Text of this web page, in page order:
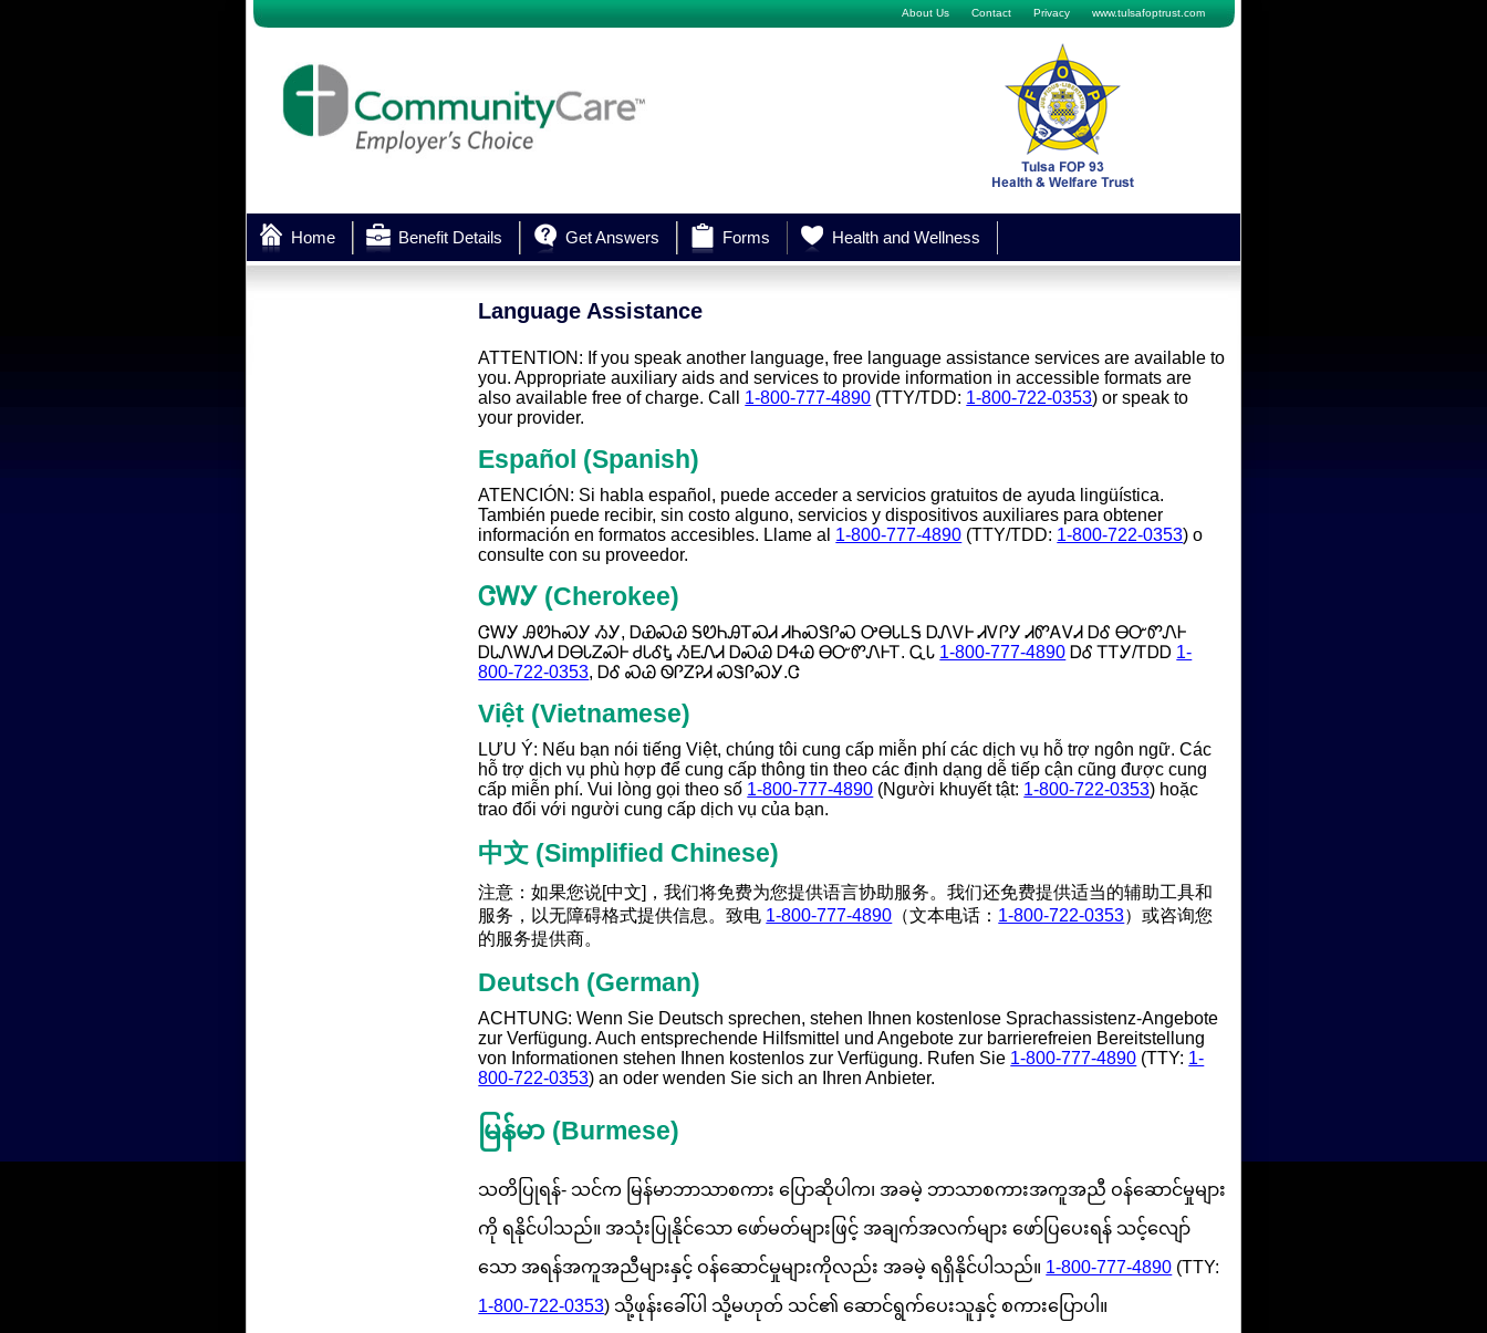
About Us Contact Privacy www.tulsafoptrust.com
Home Benefit Details Get Answers Forms Health and Wellness
Language Assistance
ATTENTION: If you speak another language, free language assistance services are available to
you. Appropriate auxiliary aids and services to provide information in accessible formats are
also available free of charge. Call 1-800-777-4890 (TTY/TDD: 1-800-722-0353) or speak to
your provider.
Español (Spanish)
ATENCIÓN: Si habla español, puede acceder a servicios gratuitos de ayuda lingüística.
También puede recibir, sin costo alguno, servicios y dispositivos auxiliares para obtener
información en formatos accesibles. Llame al 1-800-777-4890 (TTY/TDD: 1-800-722-0353) o
consulte con su proveedor.
ᏣᎳᎩ (Cherokee)
ᏣᎳᎩ ᎯᏬᏂᏍᎩ ᏱᎩ, ᎠᏯᏍᏊ ᎦᏬᏂᎯᎢᏍᏗ ᏗᏂᏍᏕᎵᏍ ᎤᎾᏓᏞᎦ ᎠᏁᏙᎰ ᏗᏙᎵᎩ ᏗᏛᎪᏙᏗ ᎠᎴ ᎾᏅᏛᏁᎰ
ᎠᏓᏁᎳᏁᏗ ᎠᎾᏓᏃᏍᎰ ᏧᏓᎴᎿ ᏱᎬᏁᏗ ᎠᏍᏊ ᎠᏎᏊ ᎾᏅᏛᏁᎰᎢ. ᏩᏓ 1-800-777-4890 ᎠᎴ ᎢᎢᎩ/ᎢᎠᎠ 1-
800-722-0353, ᎠᎴ ᏍᏊ ᏫᎵᏃᎮᏗ ᏍᏕᎵᏍᎩ.Ꮳ
Việt (Vietnamese)
LƯU Ý: Nếu bạn nói tiếng Việt, chúng tôi cung cấp miễn phí các dịch vụ hỗ trợ ngôn ngữ. Các
hỗ trợ dịch vụ phù hợp để cung cấp thông tin theo các định dạng dễ tiếp cận cũng được cung
cấp miễn phí. Vui lòng gọi theo số 1-800-777-4890 (Người khuyết tật: 1-800-722-0353) hoặc
trao đổi với người cung cấp dịch vụ của bạn.
中文 (Simplified Chinese)
注意：如果您说[中文]，我们将免费为您提供语言协助服务。我们还免费提供适当的辅助工具和
服务，以无障碍格式提供信息。致电 1-800-777-4890 （文本电话： 1-800-722-0353）或咨询您
的服务提供商。
Deutsch (German)
ACHTUNG: Wenn Sie Deutsch sprechen, stehen Ihnen kostenlose Sprachassistenz-Angebote
zur Verfügung. Auch entsprechende Hilfsmittel und Angebote zur barrierefreien Bereitstellung
von Informationen stehen Ihnen kostenlos zur Verfügung. Rufen Sie 1-800-777-4890 (TTY: 1-
800-722-0353) an oder wenden Sie sich an Ihren Anbieter.
မြန်မာ (Burmese)
သတိပြုရန်- သင်က မြန်မာဘာသာစကား ပြောဆိုပါက၊ အခမဲ့ ဘာသာစကားအကူအညီ ဝန်ဆောင်မှုများ
ကို ရနိုင်ပါသည်။ အသုံးပြုနိုင်သော ဖော်မတ်များဖြင့် အချက်အလက်များ ဖော်ပြပေးရန် သင့်လျော်
သော အရန်အကူအညီများနှင့် ဝန်ဆောင်မှုများကိုလည်း အခမဲ့ ရရှိနိုင်ပါသည်။ 1-800-777-4890 (TTY:
1-800-722-0353) သို့ဖုန်းခေါ်ပါ သို့မဟုတ် သင်၏ ဆောင်ရွက်ပေးသူနှင့် စကားပြောပါ။